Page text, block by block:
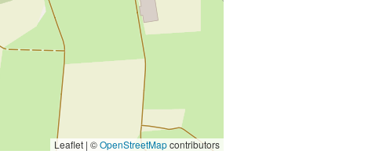
Leaflet | ©OpenStreetMapcontributors